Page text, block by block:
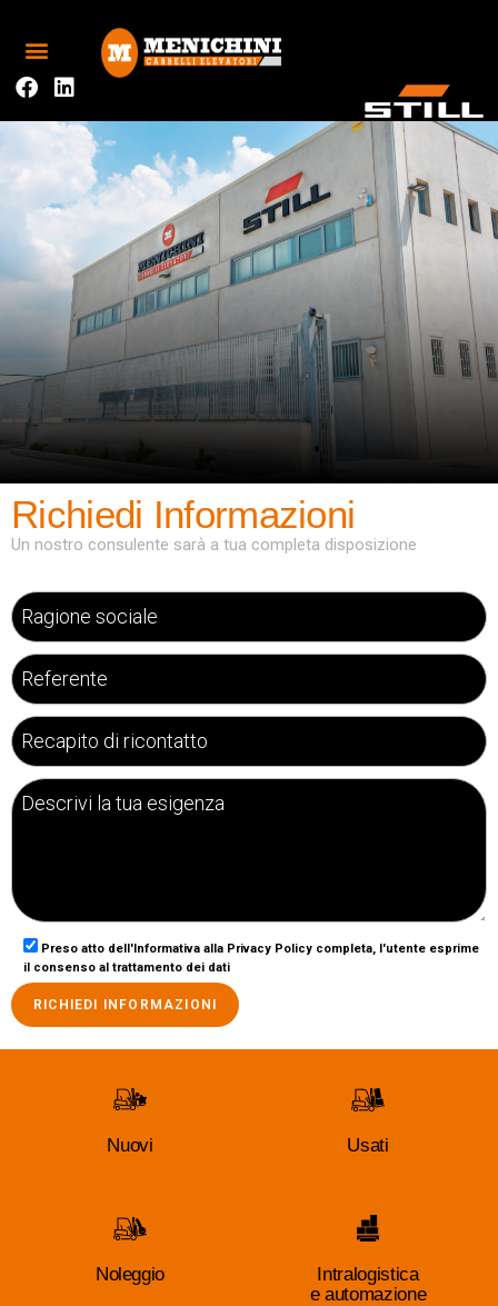
Richiedi Informazioni
Un nostro consulente sarà a tua completa disposizione
Preso atto dell'Informativa alla Privacy Policy completa, l'utente esprime
il consenso al trattamento dei dati
Nuovi Usati
Noleggio
Intralogistica
e automazione